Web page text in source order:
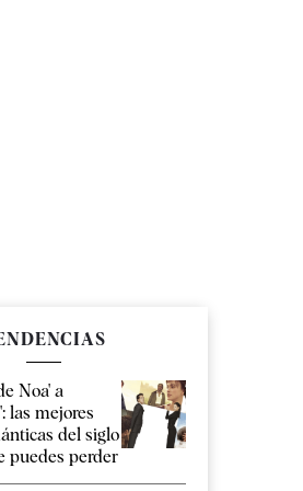
Noa' a
las mejores
del siglo
puedes perder